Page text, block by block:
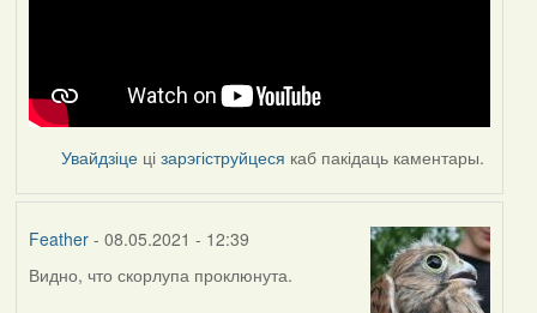
Увайдзіце цізарэгіструйцеся каб пакідаць каментары.
Feather- 08.05.2021 - 12:39
Видно, что скорлупа проклюнута.